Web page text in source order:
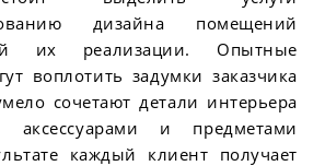
дизайна помещений
их реализации. Опытные
воплотить задумки заказчика
сочетают детали интерьера
аксессуарами и предметами
каждый клиент получает